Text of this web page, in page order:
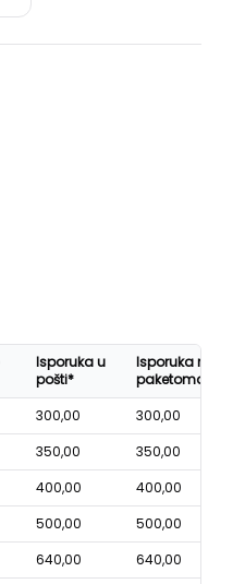
Isporuka u
pošti*
Isporuka na
paketomatu*
300,00
300,00
350,00
350,00
400,00
400,00
500,00
500,00
640,00
640,00